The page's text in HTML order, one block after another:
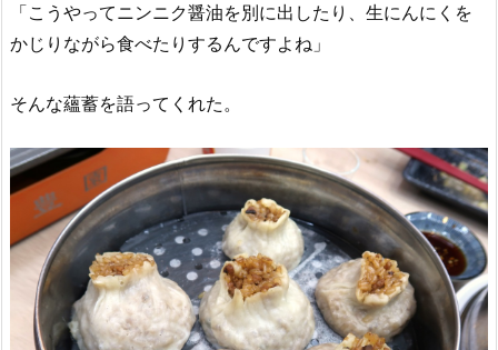
「こうやってニンニク醤油を別に出したり、生にんにくを
かじりながら食べたりするんですよね」
そんな蘊蓄を語ってくれた。